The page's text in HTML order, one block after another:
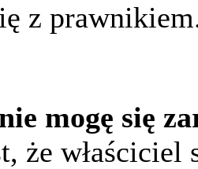
z
mogę się
że właściciel